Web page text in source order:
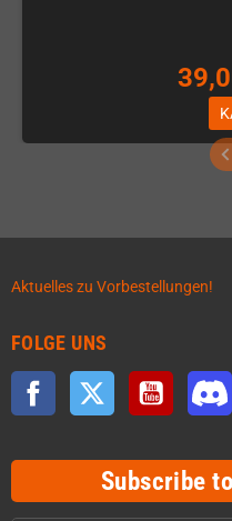
Aktuelles zu Vorbestellungen!
FOLGE UNS
Facebook Twitter YouTube
Subscribe